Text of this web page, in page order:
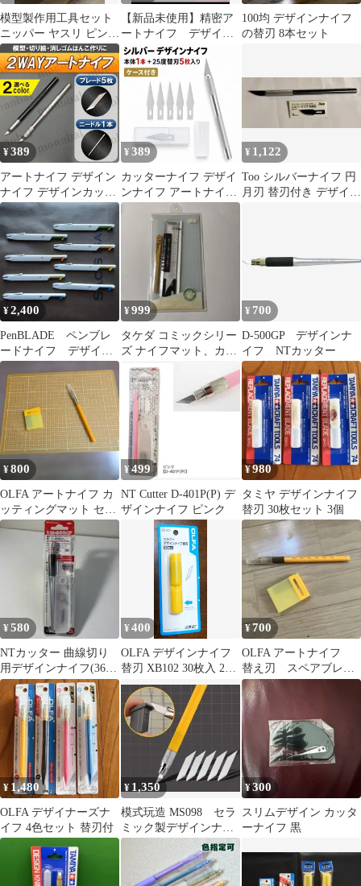
模型製作用工具セット
ニッパー ヤスリ ピンセ
ット デザインナイフ
【新品未使用】精密ア
ートナイフ デザイン
ナイフ 切り抜きなど
に♪
100均 デザインナイフ
の替刃 8本セット
¥389
アートナイフ デザイン
ナイフ デザインカッタ
ー 彫刻刀 モデラーズナ
イフ クラフトナイフ 替
え刃付き ブレード ニー
ドル付き プラモデル ガ
ンプラ 手芸 ツール ホ
ビー 消しゴムはんこ
¥ 389
カッターナイフ デザイ
ンナイフ アートナイフ
細工用カッター ホビー
ナイフ 紙・布地・彫
刻・切り絵・DIY作業
用 替刃5枚付き 刀帽付
¥ 1,122
Too シルバーナイフ 円
月刃 替刃付き デザイン
¥2,400
PenBLADE ペンブレ
ードナイフ デザイン
ナイフ 4種×2セット
¥999
タケダ コミックシリー
ズ ナイフマット、カッ
ティング定規 デザイン
ナイフ3点
¥ 700
D-500GP デザインナ
イフ NTカッター
¥800
OLFA アートナイフ カ
ッティングマット セッ
ト
¥499
NT Cutter D-401P(P) デ
ザインナイフ ピンク
¥980
タミヤ デザインナイフ
替刃 30枚セット 3個
¥580
NTカッター 曲線切り
用デザインナイフ(360
度回転式)
¥400
OLFA デザインナイフ
替刃 XB102 30枚入 2個
セット
¥700
OLFA アートナイフ
替え刃 スペアブレー
ド
¥ 1,480
OLFA デザイナーズナ
イフ 4色セット 替刃付
¥ 1,350
模式玩造 MS098 セラ
ミック製デザインナイ
フ
¥300
スリムデザイン カッタ
ーナイフ 黒